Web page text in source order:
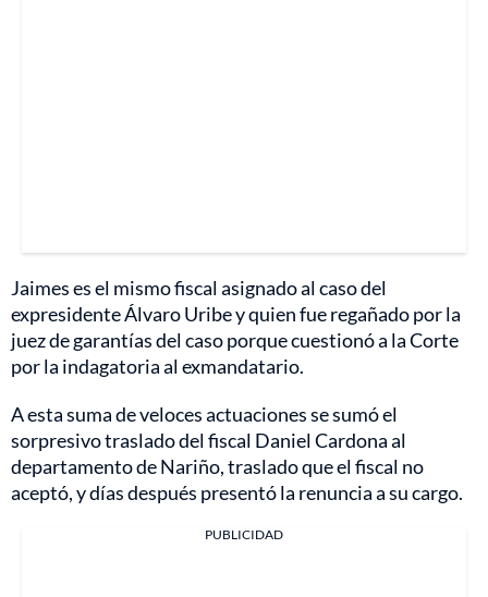
Jaimes es el mismo fiscal asignado al caso del
expresidente Álvaro Uribe y quien fue regañado por la
juez de garantías del caso porque cuestionó a la Corte
por la indagatoria al exmandatario.
A esta suma de veloces actuaciones se sumó el
sorpresivo traslado del fiscal Daniel Cardona al
departamento de Nariño, traslado que el fiscal no
aceptó, y días después presentó la renuncia a su cargo.
PUBLICIDAD